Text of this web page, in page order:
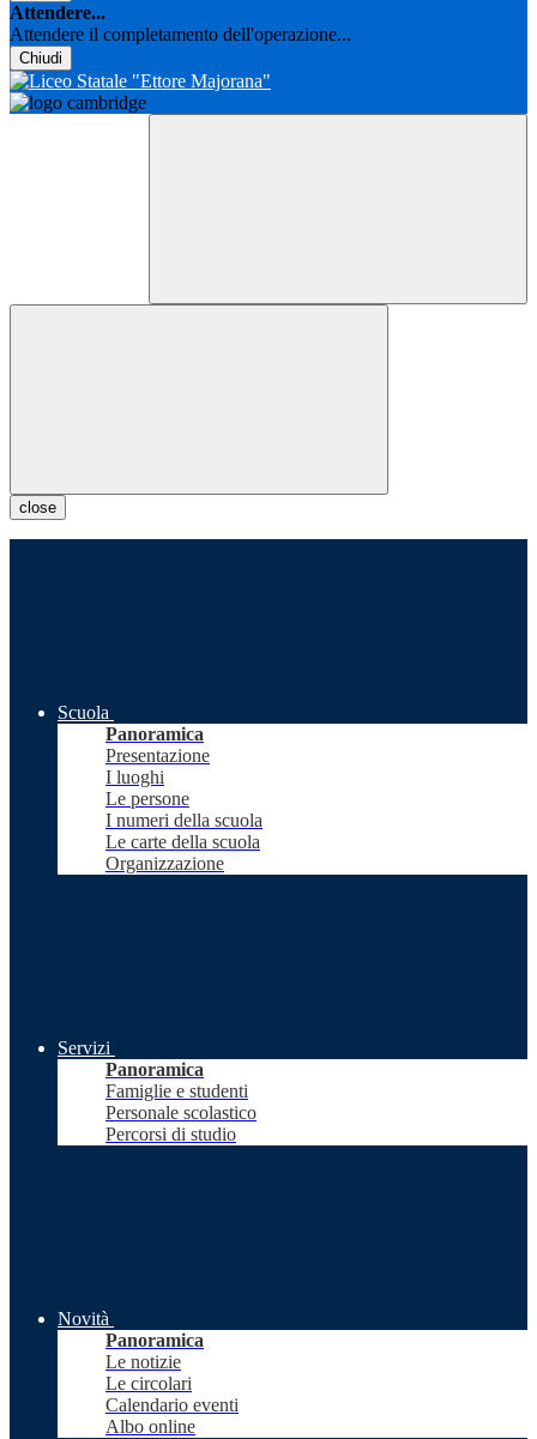
Attendere...
Attendere il completamento dell'operazione...
Chiudi
close
Scuola
Panoramica
Presentazione
I luoghi
Le persone
I numeri della scuola
Le carte della scuola
Organizzazione
Servizi
Panoramica
Famiglie e studenti
Personale scolastico
Percorsi di studio
Novità
Panoramica
Le notizie
Le circolari
Calendario eventi
Albo online